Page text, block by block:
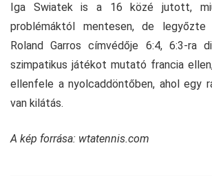
Iga Swiatek is a 16 közé jutott,
problémáktól mentesen, de
Roland Garros címvédője 6:4, 6:3-ra
szimpatikus játékot mutató francia
ellenfele a nyolcaddöntőben, ahol egy
van kilátás.
A kép forrása: wtatennis.com